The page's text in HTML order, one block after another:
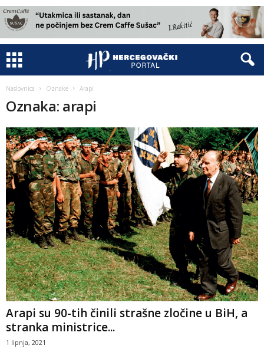
Naslovnica Oznake Arapi
Oznaka: arapi
Arapi su 90-tih činili strašne zločine u BiH, a
stranka ministrice...
1 lipnja, 2021